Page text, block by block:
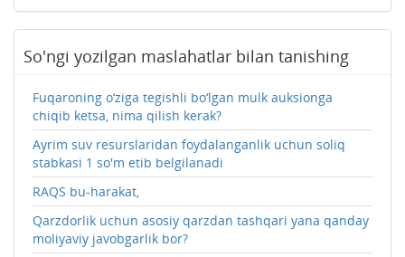
So'ngi yozilgan maslahatlar bilan tanishing
Fuqaroning o‘ziga tegishli bo‘lgan mulk auksionga
chiqib ketsa, nima qilish kerak?
Ayrim suv resurslaridan foydalanganlik uchun soliq
stabkasi 1 so'm etib belgilanadi
RAQS bu-harakat,
Qarzdorlik uchun asosiy qarzdan tashqari yana qanday
moliyaviy javobgarlik bor?